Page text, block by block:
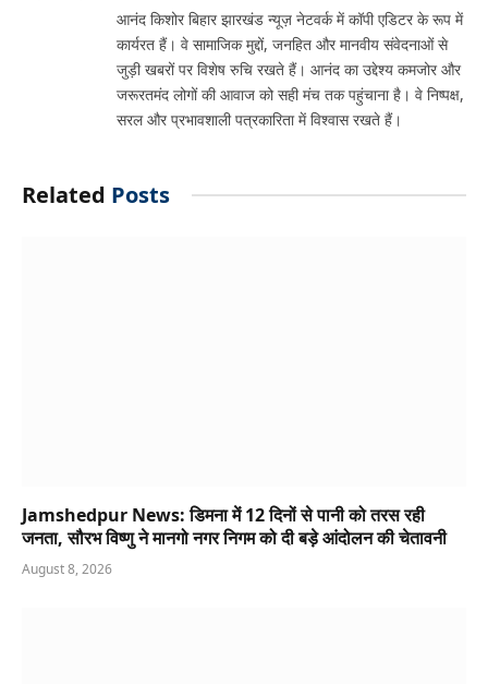
आनंद किशोर बिहार झारखंड न्यूज़ नेटवर्क में कॉपी एडिटर के रूप में
कार्यरत हैं। वे सामाजिक मुद्दों, जनहित और मानवीय संवेदनाओं से
जुड़ी खबरों पर विशेष रुचि रखते हैं। आनंद का उद्देश्य कमजोर और
जरूरतमंद लोगों की आवाज को सही मंच तक पहुंचाना है। वे निष्पक्ष,
सरल और प्रभावशाली पत्रकारिता में विश्वास रखते हैं।
Related Posts
Jamshedpur News: डिमना में 12 दिनों से पानी को तरस रही
जनता, सौरभ विष्णु ने मानगो नगर निगम को दी बड़े आंदोलन की चेतावनी
August 8, 2026